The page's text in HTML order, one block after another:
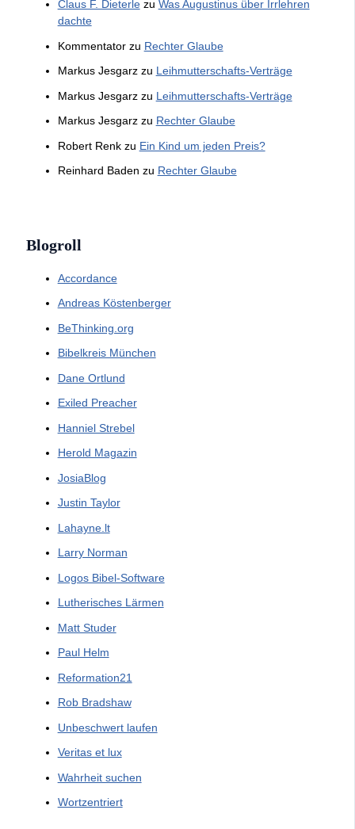
Claus F. Dieterlezu Was Augustinus über Irrlehren
dachte
Kommentatorzu Rechter Glaube
Markus Jesgarzzu Leihmutterschafts-Verträge
Markus Jesgarzzu Leihmutterschafts-Verträge
Markus Jesgarzzu Rechter Glaube
Robert Renkzu Ein Kind um jeden Preis?
Reinhard Baden zu Rechter Glaube
Blogroll
Accordance
Andreas Köstenberger
BeThinking.org
Bibelkreis München
Dane Ortlund
Exiled Preacher
Hanniel Strebel
Herold Magazin
JosiaBlog
Justin Taylor
Lahayne.lt
Larry Norman
Logos Bibel-Software
Lutherisches Lärmen
Matt Studer
Paul Helm
Reformation21
Rob Bradshaw
Unbeschwert laufen
Veritas et lux
Wahrheit suchen
Wortzentriert